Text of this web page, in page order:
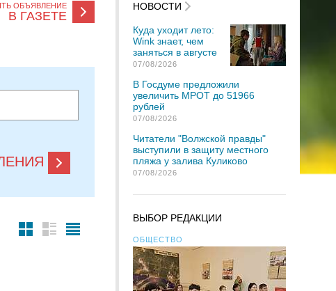
ОБЪЯВЛЕНИЕ
В ГАЗЕТЕ
НОВОСТИ
Куда уходит лето:
Wink знает, чем
заняться в августе
07/08/2026
В Госдуме предложили
увеличить МРОТ до 51966
рублей
07/08/2026
Читатели "Волжской правды"
выступили в защиту местного
пляжа у залива Куликово
07/08/2026
ВЫБОР РЕДАКЦИИ
ОБЩЕСТВО